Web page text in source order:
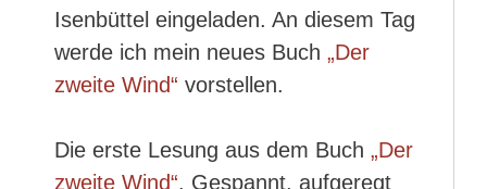
Isenbüttel eingeladen. An diesem Tag
werde ich mein neues Buch „Der
zweite Wind“ vorstellen.
Die erste Lesung aus dem Buch „Der
zweite Wind“. Gespannt, aufgeregt